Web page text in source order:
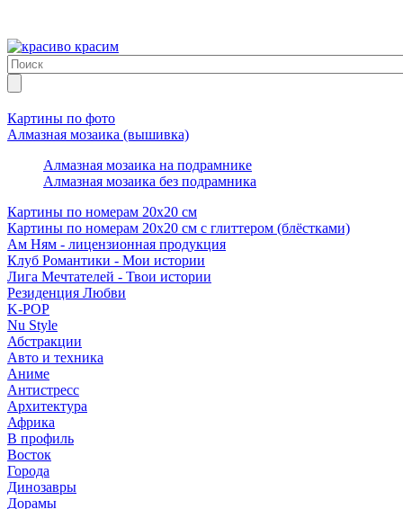
Картины по фото
Алмазная мозаика (вышивка)
Алмазная мозаика на подрамнике
Алмазная мозаика без подрамника
Картины по номерам 20х20 см
Картины по номерам 20х20 см с глиттером (блёстками)
Ам Ням - лицензионная продукция
Клуб Романтики - Мои истории
Лига Мечтателей - Твои истории
Резиденция Любви
K-POP
Nu Style
Абстракции
Авто и техника
Аниме
Антистресс
Архитектура
Африка
В профиль
Восток
Города
Динозавры
Дорамы